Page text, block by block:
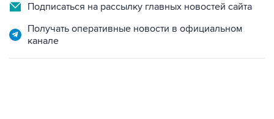
Подписаться на рассылку главных новостей сайта
Получать оперативные новости в официальном
канале